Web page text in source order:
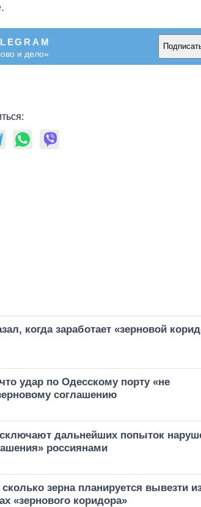
и дело»
когда заработает «зерновой
удар по Одесскому порту «не
соглашению
дальнейших попыток
россиянами
зерна планируется вывезти
«зернового коридора»